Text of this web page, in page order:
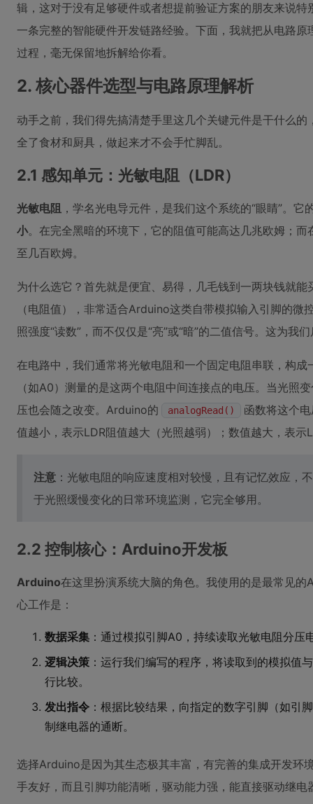
辑，这对于没有足够硬件或者想提前验证方案的朋友来说
一条完整的智能硬件开发链路经验。下面，我就把从电路
过程，毫无保留地拆解给你看。
2. 核心器件选型与电路原理解析
动手之前，我们得先搞清楚手里这几个关键元件是干什么
全了食材和厨具，做起来才不会手忙脚乱。
2.1 感知单元：光敏电阻（LDR）
光敏电阻 ，学名光电导元件，是我们这个系统的“眼睛”。它
小。在完全黑暗的环境下，它的阻值可能高达几兆欧姆；
至几百欧姆。
为什么选它？首先就是便宜、易得，几毛钱到一两块钱就
（电阻值），非常适合Arduino这类自带模拟输入引脚的
照强度“读数”，而不仅仅是“亮”或“暗”的二值信号。这为我
在电路中，我们通常将光敏电阻和一个固定电阻串联，构成
（如A0）测量的是这两个电阻中间连接点的电压。当光照
压也会随之改变。Arduino的
analogRead()
函数将这个
值越小，表示LDR阻值越大（光照越弱）；数值越大，表示
注意 ：光敏电阻的响应速度相对较慢，且有记忆效应，
于光照缓慢变化的日常环境监测，它完全够用。
2.2 控制核心：Arduino开发板
Arduino在这里扮演系统大脑的角色。我使用的是最常见
心工作是：
数据采集 ：通过模拟引脚A0，持续读取光敏电阻分压
逻辑决策 ：运行我们编写的程序，将读取到的模拟值
行比较。
发出指令 ：根据比较结果，向指定的数字引脚（如引
制继电器的通断。
选择Arduino是因为其生态极其丰富，有完善的集成开发环
手友好，而且引脚功能清晰，驱动能力强，能直接驱动继电